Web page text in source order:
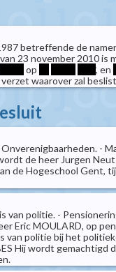
betreffende de
23 november 2010 is
op , en
waarover zal
Onverenigbaarheden. -
de heer Jurgen
de Hogeschool Gent,
van politie. -
Eric MOULARD, op
van politie bij het
Hij wordt gemachtigd